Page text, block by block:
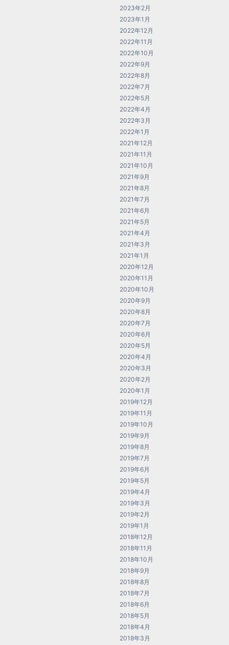
2023年2月
2023年1月
2022年12月
2022年11月
2022年10月
2022年9月
2022年8月
2022年7月
2022年5月
2022年4月
2022年3月
2022年1月
2021年12月
2021年11月
2021年10月
2021年9月
2021年8月
2021年7月
2021年6月
2021年5月
2021年4月
2021年3月
2021年1月
2020年12月
2020年11月
2020年10月
2020年9月
2020年8月
2020年7月
2020年6月
2020年5月
2020年4月
2020年3月
2020年2月
2020年1月
2019年12月
2019年11月
2019年10月
2019年9月
2019年8月
2019年7月
2019年6月
2019年5月
2019年4月
2019年3月
2019年2月
2019年1月
2018年12月
2018年11月
2018年10月
2018年9月
2018年8月
2018年7月
2018年6月
2018年5月
2018年4月
2018年3月